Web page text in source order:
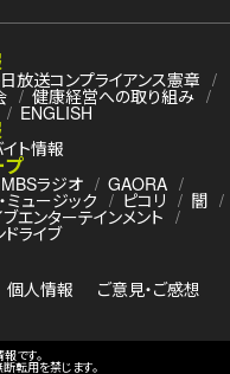
放送コンプライアンス憲章
健康経営への取り組み
ENGLISH
ト情報
MBSラジオ GAORA
ミュージック ピコリ 闇
エンターテインメント
ライブ
個人情報 ご意見・ご感想
です。
転用を禁じます。